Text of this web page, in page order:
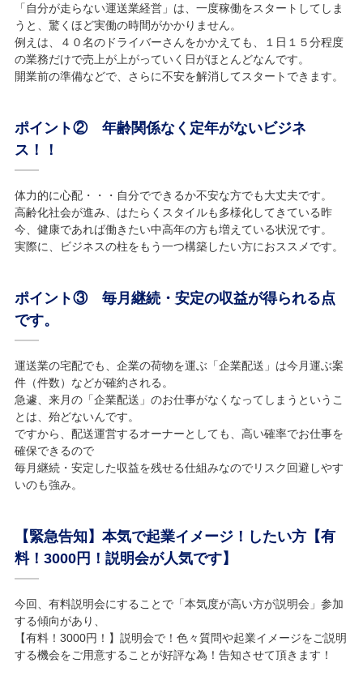
「自分が走らない運送業経営」は、一度稼働をスタートしてしま
うと、驚くほど実働の時間がかかりません。
例えは、４０名のドライバーさんをかかえても、１日１５分程度
の業務だけで売上が上がっていく日がほとんどなんです。
開業前の準備などで、さらに不安を解消してスタートできます。
ポイント② 年齢関係なく定年がないビジネ
ス！！
体力的に心配・・・自分でできるか不安な方でも大丈夫です。
高齢化社会が進み、はたらくスタイルも多様化してきている昨
今、健康であれば働きたい中高年の方も増えている状況です。
実際に、ビジネスの柱をもう一つ構築したい方におススメです。
ポイント③ 毎月継続・安定の収益が得られる点
です。
運送業の宅配でも、企業の荷物を運ぶ「企業配送」は今月運ぶ案
件（件数）などが確約される。
急遽、来月の「企業配送」のお仕事がなくなってしまうというこ
とは、殆どないんです。
ですから、配送運営するオーナーとしても、高い確率でお仕事を
確保できるので
毎月継続・安定した収益を残せる仕組みなのでリスク回避しやす
いのも強み。
【緊急告知】本気で起業イメージ！したい方【有
料！3000円！説明会が人気です】
今回、有料説明会にすることで「本気度が高い方が説明会」参加
する傾向があり、
【有料！3000円！】説明会で！色々質問や起業イメージをご説明
する機会をご用意することが好評な為！告知させて頂きます！